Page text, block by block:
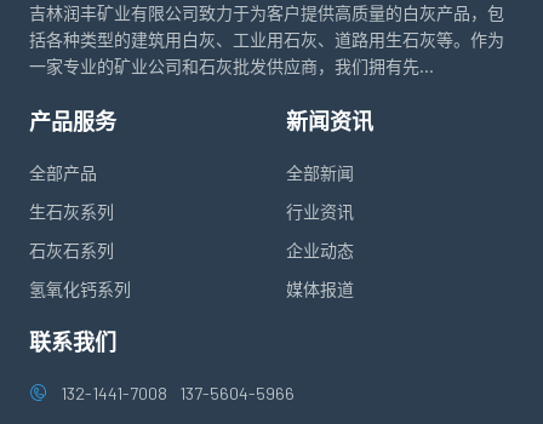
吉林润丰矿业有限公司致力于为客户提供高质量的白灰产品，包
括各种类型的建筑用白灰、工业用石灰、道路用生石灰等。作为
一家专业的矿业公司和石灰批发供应商，我们拥有先...
产品服务
全部产品
生石灰系列
石灰石系列
氢氧化钙系列
新闻资讯
全部新闻
行业资讯
企业动态
媒体报道
联系我们
132-1441-7008 137-5604-5966